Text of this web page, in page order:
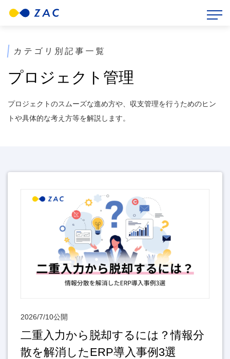
HOME > ZAC BLOG
カテゴリ別記事一覧
プロジェクト管理
プロジェクトのスムーズな進め方や、収支管理を行うためのヒン
トや具体的な考え方等を解説します。
2026/7/10公開
二重入力から脱却するには？情報分
散を解消したERP導入事例3選